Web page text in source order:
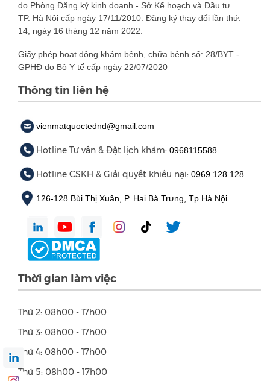
do Phòng Đăng ký kinh doanh - Sở Kế hoạch và Đầu tư
TP. Hà Nội cấp ngày 17/11/2010. Đăng ký thay đổi lần thứ:
14, ngày 16 tháng 12 năm 2022.
Giấy phép hoạt động khám bệnh, chữa bệnh số: 28/BYT -
GPHĐ do Bộ Y tế cấp ngày 22/07/2020
Thông tin liên hệ
vienmatquoctednd@gmail.com
Hotline Tư vấn & Đặt lịch khám: 0968115588
Hotline CSKH & Giải quyết khiếu nại: 0969.128.128
126-128 Bùi Thị Xuân, P. Hai Bà Trưng, Tp Hà Nội.
Thời gian làm việc
Thứ 2: 08h00 - 17h00
Thứ 3: 08h00 - 17h00
Thứ 4: 08h00 - 17h00
Thứ 5: 08h00 - 17h00